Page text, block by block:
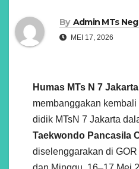
By Admin MTs
MEI 17, 2026
Humas MTs N 7 Jakarta
membanggakan
didik MTsN 7 Jakarta
Taekwondo Pancasila
diselenggarakan di